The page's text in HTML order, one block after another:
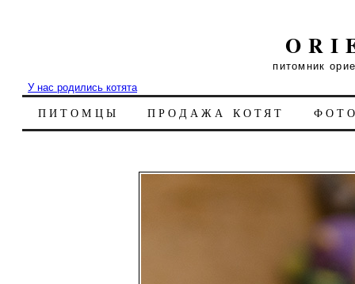
питомник
У нас родились котята
ПИТОМЦЫ ПРОДАЖА КОТЯТ